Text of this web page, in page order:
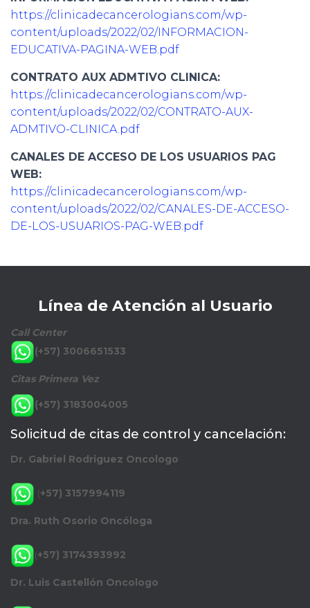
https://clinicadecancerologians.com/wp-
content/uploads/2022/02/INFORMACION-
EDUCATIVA-PAGINA-WEB.pdf
CONTRATO AUX ADMTIVO CLINICA:
https://clinicadecancerologians.com/wp-
content/uploads/2022/02/CONTRATO-AUX-
ADMTIVO-CLINICA.pdf
CANALES DE ACCESO DE LOS USUARIOS PAG
WEB:
https://clinicadecancerologians.com/wp-
content/uploads/2022/02/CANALES-DE-ACCESO-
DE-LOS-USUARIOS-PAG-WEB.pdf
Línea de Atención al Usuario
Call Center
(+57) 3006651533
Citas Primera Vez
(+57) 3183004005
Solicitud de citas de control y cancelación:
Dr. Gabriel Rodriguez Oncologo
(+57) 3157994119
Dra. Ruth Osorio Oncóloga
(+57) 3174393992
Dr. Luis Castellón Oncologo